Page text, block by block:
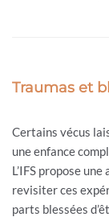
Traumas et
Certains vécus
une enfance
L’IFS propose
revisiter ces
parts blessées